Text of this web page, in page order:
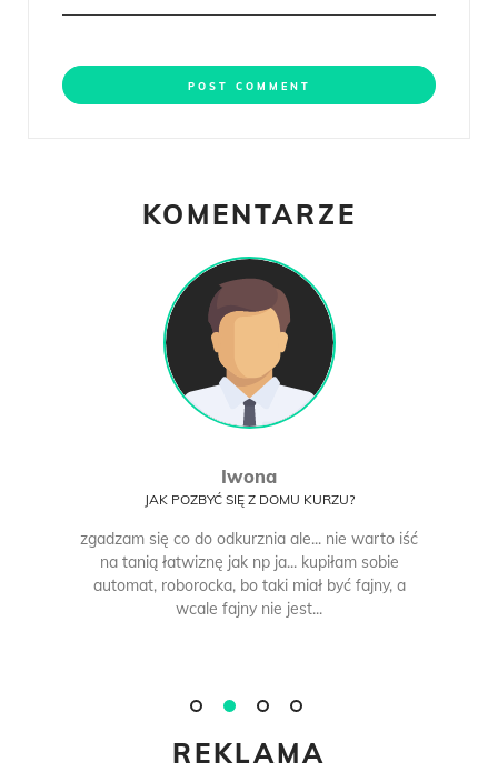
KOMENTARZE
Iwona
JAK POZBYĆ SIĘ Z DOMU KURZU?
zgadzam się co do odkurznia ale... nie warto iść
na tanią łatwiznę jak np ja... kupiłam sobie
automat, roborocka, bo taki miał być fajny, a
wcale fajny nie jest...
REKLAMA